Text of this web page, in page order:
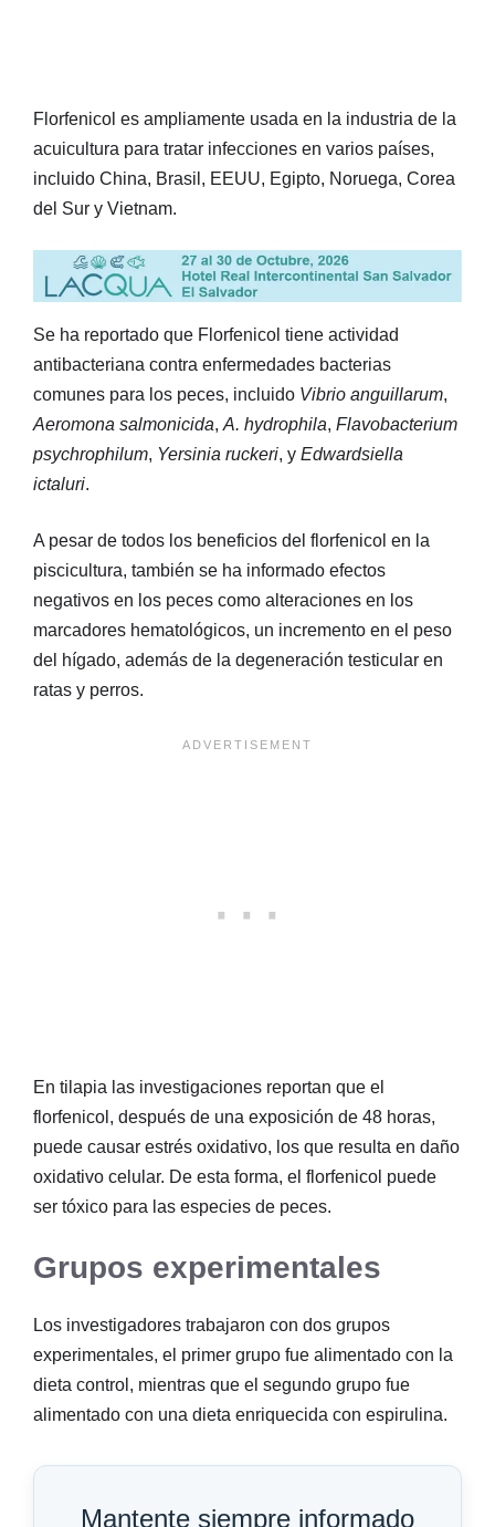
Florfenicol es ampliamente usada en la industria de la
acuicultura para tratar infecciones en varios países,
incluido China, Brasil, EEUU, Egipto, Noruega, Corea
del Sur y Vietnam.
Se ha reportado que Florfenicol tiene actividad
antibacteriana contra enfermedades bacterias
comunes para los peces, incluido Vibrio anguillarum,
Aeromona salmonicida,A. hydrophila, Flavobacterium
psychrophilum, Yersinia ruckeri, y Edwardsiella
ictaluri.
A pesar de todos los beneficios del florfenicol en la
piscicultura, también se ha informado efectos
negativos en los peces como alteraciones en los
marcadores hematológicos, un incremento en el peso
del hígado, además de la degeneración testicular en
ratas y perros.
En tilapia las investigaciones reportan que el
florfenicol, después de una exposición de 48 horas,
puede causar estrés oxidativo, los que resulta en daño
oxidativo celular. De esta forma, el florfenicol puede
ser tóxico para las especies de peces.
Grupos experimentales
Los investigadores trabajaron con dos grupos
experimentales, el primer grupo fue alimentado con la
dieta control, mientras que el segundo grupo fue
alimentado con una dieta enriquecida con espirulina.
Mantente siempre informado